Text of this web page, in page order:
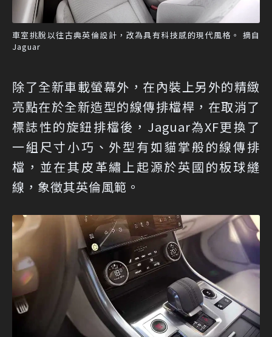
車室挑脫以往古典英倫設計，改為具有科技感的現代風格。 摘自
Jaguar
除了全新車載螢幕外，在內裝上另外的精緻
亮點在於全新造型的線傳排檔桿，在取消了
標誌性的旋鈕排檔後，Jaguar為XF更換了
一組尺寸小巧、外型有如貓掌般的線傳排
檔，並在其皮革繡上起源於英國的板球縫
線，象徵其英倫風範。